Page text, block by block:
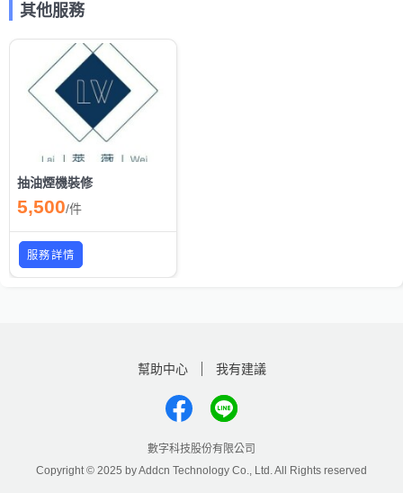
其他服務
抽油煙機裝修
5,500/件
服務詳情
幫助中心 我有建議
數字科技股份有限公司
Copyright © 2025 by Addcn Technology Co., Ltd. All Rights reserved